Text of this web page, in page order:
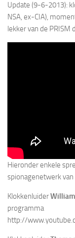
Update (9-6-2013):
NSA, ex-CIA),
lekker van de PRISM
Hieronder enkele
spionagenetwerk
Klokkenluider
programma
http://